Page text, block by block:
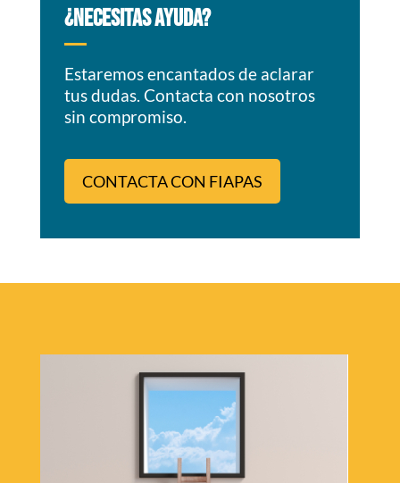
¿NECESITAS AYUDA?
Estaremos encantados de aclarar
tus dudas. Contacta con nosotros
sin compromiso.
CONTACTA CON FIAPAS